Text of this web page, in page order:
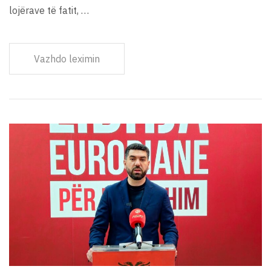
lojërave të fatit, …
Vazhdo leximin